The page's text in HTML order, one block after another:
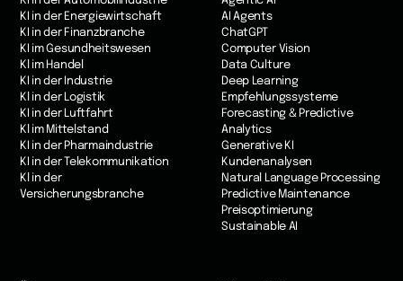
KI in der Energiewirtschaft
KI in der Finanzbranche
KI im Gesundheitswesen
Kl im Handel
KI in der Industrie
Kl in der Logistik
KI in der Luftfahrt
Kl im Mittelstand
KI in der Pharmaindustrie
KI in der Telekommunikation
Kl in der
Versicherungsbranche
AI Agents
ChatGPT
Computer Vision
Data Culture
Deep Learning
Empfehlungssysteme
Forecasting & Predictive
Analytics
Generative KI
Kundenanalysen
Natural Language Processing
Predictive Maintenance
Preisoptimierung
Sustainable AI